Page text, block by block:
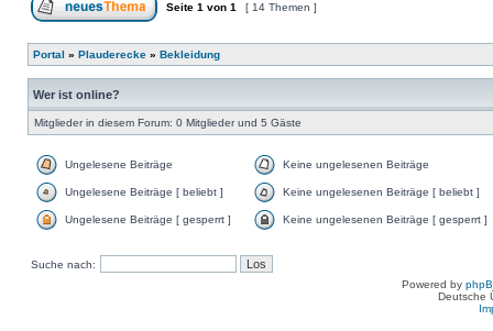
Seite 1 von 1 [ 14 Themen ]
Portal » Plauderecke » Bekleidung
Wer ist online?
Mitglieder in diesem Forum: 0 Mitglieder und 5 Gäste
Ungelesene Beiträge Keine ungelesenen Beiträge
Ungelesene Beiträge [ beliebt ] Keine ungelesenen Beiträge [ beliebt ]
Ungelesene Beiträge [ gesperrt ] Keine ungelesenen Beiträge [ gesperrt ]
Suche nach:
Powered by
Deutsche